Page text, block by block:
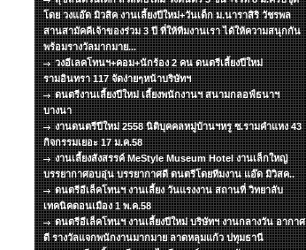
โดย วงแอ๊ด มิวสิค งานเลี้ยงปีใหม่+วันเด็ก ม.นาราสิริ วัชรพล
สานสามัคคีเจ้าของร่วม 3 ปี ที่ให้ทีมงานเรา ได้ให้ความสนุกกัน
พร้อมรางวัลมากมาย...
วงอีเลคโทนฯ+คอม+นักร้อง 2 คน ดนตรีเลี้ยงปีใหม่
รามอินทรา 117 จัดง่ายๆหน้าบริษัทฯ
ดนตรีงานเลี้ยงปีใหม่ เลี้ยงพนักงานฯ สนามกลอฟ์ธนาฯ
บางนา
งานดนตรีปีใหม่ 2558 นิติบุคคลหมู่บ้านฯหรู ซ.รามคำแหง 43
กิจกรรมเยอะ 17 ม.ค.58
งานเลี้ยงสังสรรค์ MeStyle Museum Hotel งานเล็กใหญ่
บรรยากาศอบอุ่น บรรยากาศดี ดนตรีโดยทีมงาน แอ๊ด มิวิสค..
ดนตรีอีเล็คโทนฯ งานเลี้ยง วันแรงงาน สถานที่ วิทยาลับ
เทคนิคดอนเมือง 1 พ.ค.58
ดนตรีอีเล็คโทนฯ งานเลี้ยงปีใหม่ บริษัทฯ งานกลางวัน อากาศ
ดี รางวัลแจกพนักงานมากมาย ลาดหลุมแก้ว ปทุมธานี